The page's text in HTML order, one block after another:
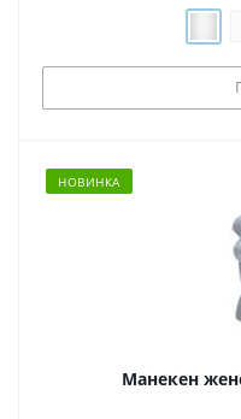
НОВИНКА
Манекен